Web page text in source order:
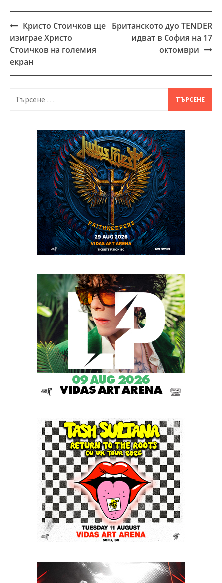
Post
navigation
Кристо Стоичков ще
изиграе Христо
Стоичков на големия
екран
Британското дуо TENDER
идват в София на 17
октомври
Търсене